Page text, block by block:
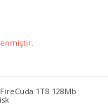
1TB 128Mb